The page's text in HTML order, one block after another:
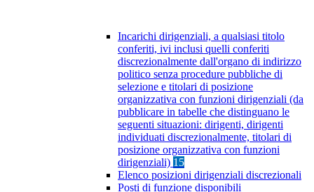
Incarichi dirigenziali, a qualsiasi titolo
conferiti, ivi inclusi quelli conferiti
discrezionalmente dall'organo di indirizzo
politico senza procedure pubbliche di
selezione e titolari di posizione
organizzativa con funzioni dirigenziali (da
pubblicare in tabelle che distinguano le
seguenti situazioni: dirigenti, dirigenti
individuati discrezionalmente, titolari di
posizione organizzativa con funzioni
dirigenziali) 15
Elenco posizioni dirigenziali discrezionali
Posti di funzione disponibili